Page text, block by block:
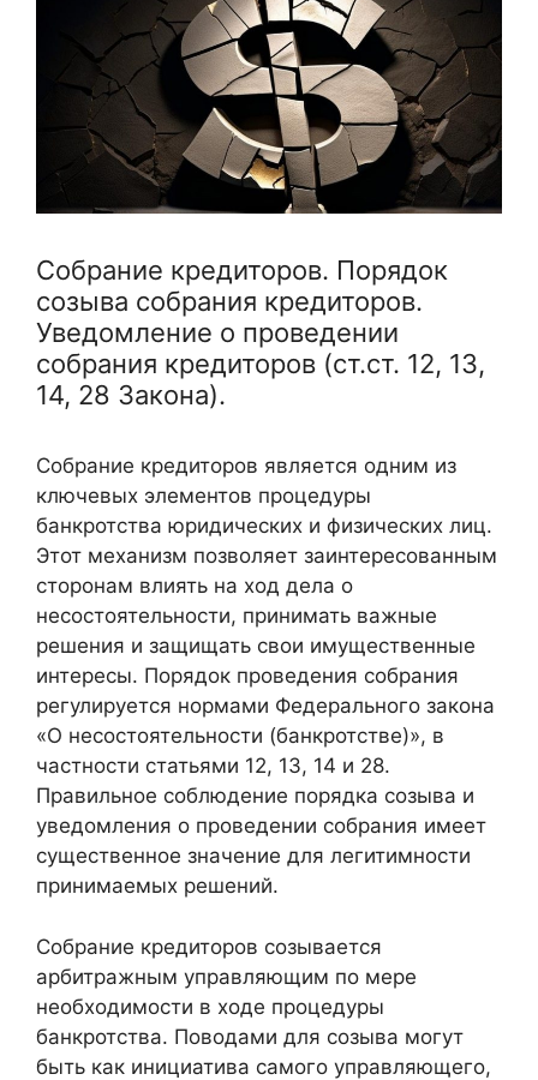
Собрание кредиторов. Порядок
созыва собрания кредиторов.
Уведомление о проведении
собрания кредиторов (ст.ст. 12, 13,
14, 28 Закона).
Собрание кредиторов является одним из
ключевых элементов процедуры
банкротства юридических и физических лиц.
Этот механизм позволяет заинтересованным
сторонам влиять на ход дела о
несостоятельности, принимать важные
решения и защищать свои имущественные
интересы. Порядок проведения собрания
регулируется нормами Федерального закона
«О несостоятельности (банкротстве)», в
частности статьями 12, 13, 14 и 28.
Правильное соблюдение порядка созыва и
уведомления о проведении собрания имеет
существенное значение для легитимности
принимаемых решений.
Собрание кредиторов созывается
арбитражным управляющим по мере
необходимости в ходе процедуры
банкротства. Поводами для созыва могут
быть как инициатива самого управляющего,